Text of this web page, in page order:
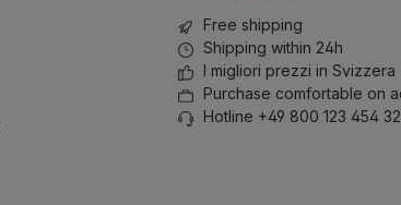
Free shipping
Shipping within 24h
I migliori prezzi in Svizzera
Purchase comfortable on
Hotline +49 800 123 454